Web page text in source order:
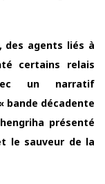
des agents liés à
certains relais
un narratif
bande décadente
présenté
le sauveur de la